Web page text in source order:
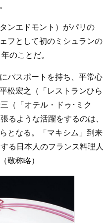
ンエドモント）がパリの
フとして初のミシュランの
のことだ。
パスポートを持ち、平常心
松宏之（「レストランひら
（「オテル・ドゥ･ミク
るような活躍をするのは、
となる。「マキシム」到来
る日本人のフランス料理人
敬称略）